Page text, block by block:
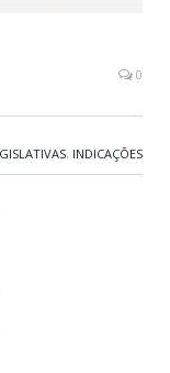
0
, INDICAÇÕES